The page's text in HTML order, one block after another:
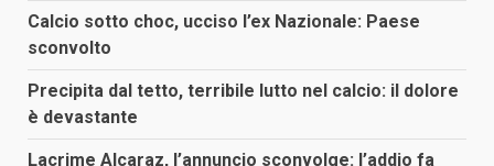
Calcio sotto choc, ucciso l’ex Nazionale: Paese
sconvolto
Precipita dal tetto, terribile lutto nel calcio: il dolore
è devastante
Lacrime Alcaraz, l’annuncio sconvolge: l’addio fa